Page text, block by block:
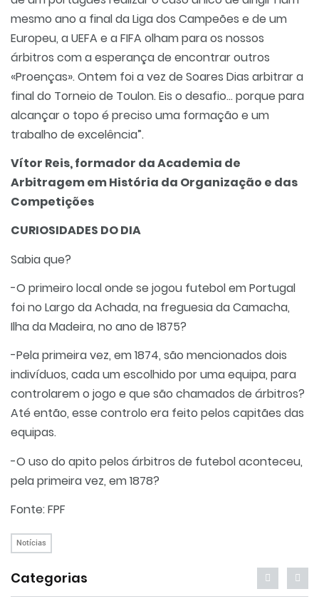
mesmo ano a final da Liga dos Campeões e de um
Europeu, a UEFA e a FIFA olham para os nossos
árbitros com a esperança de encontrar outros
«Proenças». Ontem foi a vez de Soares Dias arbitrar a
final do Torneio de Toulon. Eis o desafio... porque para
alcançar o topo é preciso uma formação e um
trabalho de excelência”.
Vítor Reis, formador da Academia de
Arbitragem em História da Organização e das
Competições
CURIOSIDADES DO DIA
Sabia que?
-O primeiro local onde se jogou futebol em Portugal
foi no Largo da Achada, na freguesia da Camacha,
Ilha da Madeira, no ano de 1875?
-Pela primeira vez, em 1874, são mencionados dois
indivíduos, cada um escolhido por uma equipa, para
controlarem o jogo e que são chamados de árbitros?
Até então, esse controlo era feito pelos capitães das
equipas.
-O uso do apito pelos árbitros de futebol aconteceu,
pela primeira vez, em 1878?
Fonte: FPF
Notícias
Categorias